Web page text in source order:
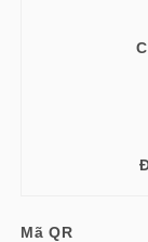
Mã QR